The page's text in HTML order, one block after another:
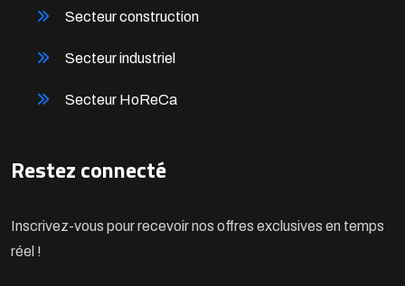
Secteur construction
Secteur industriel
Secteur HoReCa
Restez connecté
Inscrivez-vous pour recevoir nos offres exclusives en temps
réel !